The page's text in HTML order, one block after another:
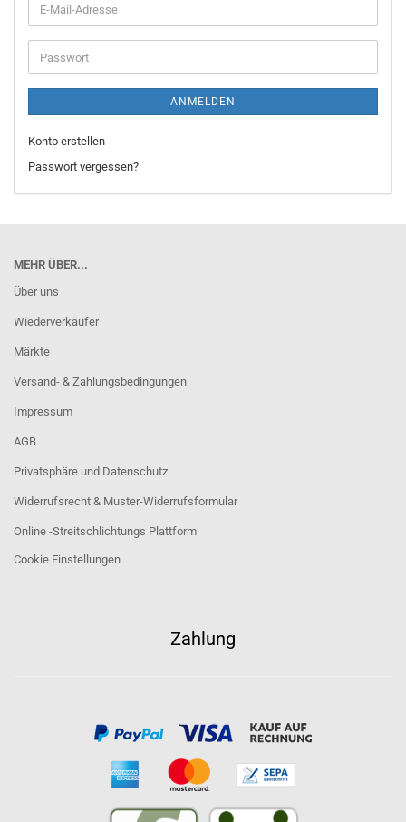
E-
Mail-
Adresse
Passwort
ANMELDEN
Konto erstellen
Passwort vergessen?
MEHR ÜBER...
Über uns
Wiederverkäufer
Märkte
Versand- & Zahlungsbedingungen
Impressum
AGB
Privatsphäre und Datenschutz
Widerrufsrecht & Muster-Widerrufsformular
Online -Streitschlichtungs Plattform
Cookie Einstellungen
Zahlung